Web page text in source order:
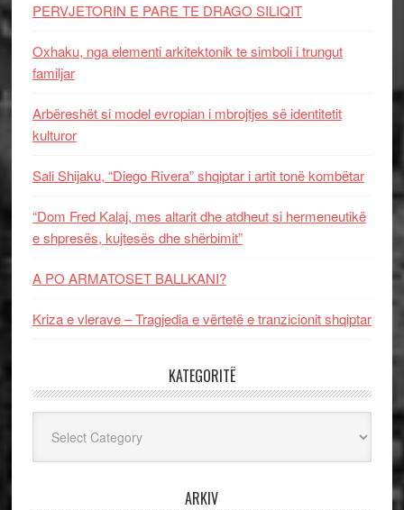
PERVJETORIN E PARE TE DRAGO SILIQIT
Oxhaku, nga elementi arkitektonik te simboli i trungut
familjar
Arbëreshët si model evropian i mbrojtjes së identitetit
kulturor
Sali Shijaku, “Diego Rivera” shqiptar i artit tonë kombëtar
“Dom Fred Kalaj, mes altarit dhe atdheut si hermeneutikë
e shpresës, kujtesës dhe shërbimit”
A PO ARMATOSET BALLKANI?
Kriza e vlerave – Tragjedia e vërtetë e tranzicionit shqiptar
KATEGORITË
ARKIV